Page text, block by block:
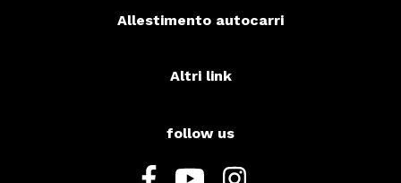
Allestimento autocarri
Altri link
follow us